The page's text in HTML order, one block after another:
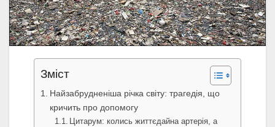
Зміст
Найзабрудненіша річка світу: трагедія, що
кричить про допомогу
Цитарум: колись життєдайна артерія, а